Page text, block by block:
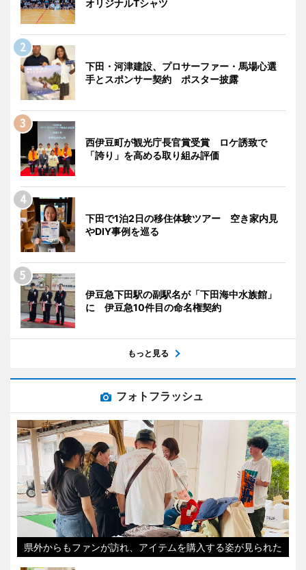
オリジナルTシャツ
下田・河津建設、プロサーファー・馬場心選
手とスポンサー契約 ポスター披露
西伊豆町が観光庁長官賞受賞 ロケ誘致で
「誇り」を高める取り組み評価
下田で1泊2日の移住体験ツアー 空き家内見
やDIY事例を巡る
伊豆急下田駅の副駅名が「下田海中水族館」
に 伊豆急10件目の命名権契約
もっと見る
フォトフラッシュ
県外からもファンが訪れ、アイテムを購入する姿が見られた